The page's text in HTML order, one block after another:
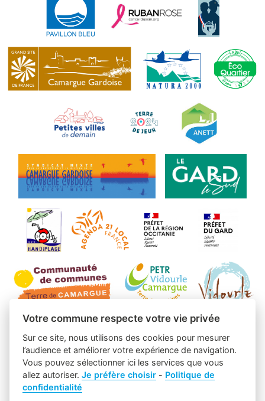
Votre commune respecte votre vie privée
Sur ce site, nous utilisons des cookies pour mesurer
l’audience et améliorer votre expérience de navigation.
Vous pouvez sélectionner ici les services que vous
allez autoriser.Je préfère choisir - Politique de
confidentialité